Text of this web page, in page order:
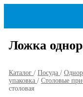
Ложка
Каталог / Посуда /
упаковка / Столовые
столовая